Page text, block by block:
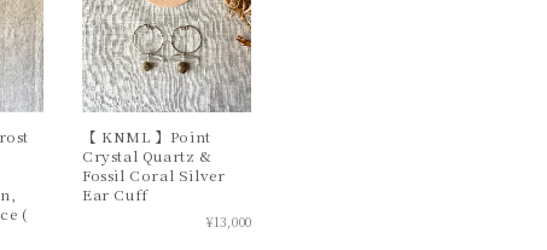
(
【 KNML 】Point
Crystal Quartz &
Fossil Coral Silver
Ear Cuff
¥13,000